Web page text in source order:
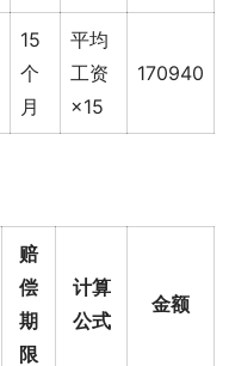
15
个
月
平均
工资
×15
170940
赔
偿
期
限
计算
公式
金额